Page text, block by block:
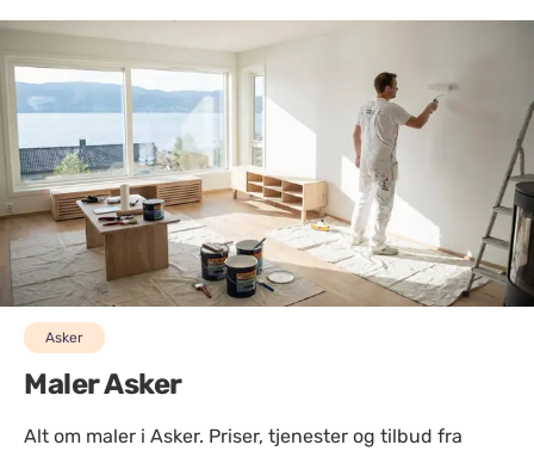
Asker
Maler Asker
Alt om maler i Asker. Priser, tjenester og tilbud fra